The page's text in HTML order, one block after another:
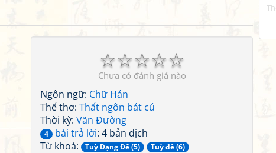
☆
☆
☆
☆
☆
Chưa có đánh giá nào
Ngôn ngữ: Chữ Hán
Thể thơ: Thất ngôn bát cú
Thời kỳ: Vãn Đường
4 bài trả lời: 4 bản dịch
Từ khoá:
Tuỳ Dạng Đế (5) Tuỳ đê (6)